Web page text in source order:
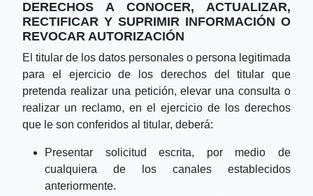
DERECHOS A CONOCER, ACTUALIZAR,
RECTIFICAR Y SUPRIMIR INFORMACIÓN O
REVOCAR AUTORIZACIÓN
El titular de los datos personales o persona legitimada
para el ejercicio de los derechos del titular que
pretenda realizar una petición, elevar una consulta o
realizar un reclamo, en el ejercicio de los derechos
que le son conferidos al titular, deberá:
Presentar solicitud escrita, por medio de
cualquiera de los canales establecidos
anteriormente.